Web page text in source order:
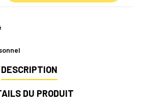
DESCRIPTION
DU PRODUIT